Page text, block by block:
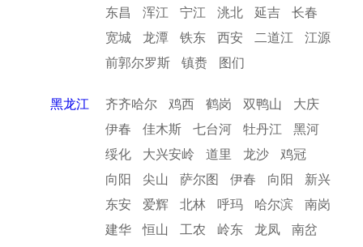
东昌
浑江 宁江 洮北 延吉
长春
宽城
龙潭 铁东 西安 二道江
江源
前郭尔罗斯
镇赉 图们
黑龙江 齐齐哈尔 鸡西 鹤岗 双鸭山
大庆
伊春
佳木斯 七台河 牡丹江
黑河
绥化
大兴安岭 道里 龙沙
鸡冠
向阳
尖山 萨尔图 伊春 向阳
新兴
东安
爱辉 北林 呼玛 哈尔滨
南岗
建华
恒山 工农 岭东 龙凤
南岔